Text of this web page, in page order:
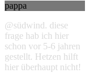
pappa
@südwind. diese
frage hab ich hier
schon vor 5-6 jahren
gestellt. Hetzen hilft
hier überhaupt nicht!